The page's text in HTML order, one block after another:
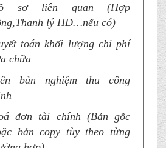
sơ liên quan (Hợp
lý HĐ…nếu có)
toán khối lượng chi phí
chữa
bản nghiệm thu công
đơn tài chính (Bản gốc
bản copy tùy theo từng